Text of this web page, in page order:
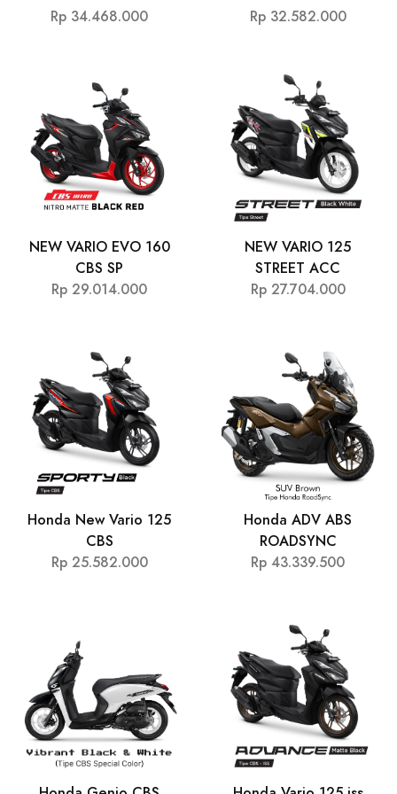
Rp 34.468.000
Rp 32.582.000
NEW VARIO EVO 160
CBS SP
Rp 29.014.000
NEW VARIO 125
STREET ACC
Rp 27.704.000
Honda New Vario 125
CBS
Rp 25.582.000
Honda ADV ABS
ROADSYNC
Rp 43.339.500